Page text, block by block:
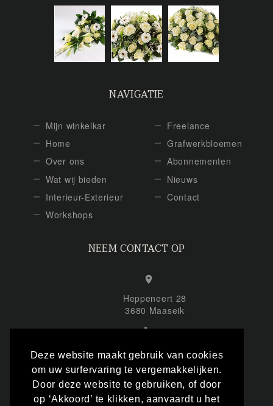
Deze website maakt gebruik van cookies
om uw surfervaring te vergemakkelijken.
Door deze website te gebruiken, of door
op ‘Akkoord’ te klikken, aanvaardt u het
NAVIGATIE
Mijn winkelkar
Home
Over ons
Wat wij bieden
Interieur-Exterieur
Workshops
Freelance
Grafwerkbloemen
Abonnementen
Nieuws
Contact
NEEM CONTACT OP
Heppeneert 28
3680 Maaseik
+32 (0) 495 863 878
info@inmemofloral.be